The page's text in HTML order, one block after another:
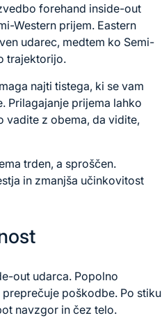
forehand inside-out
Western prijem. Eastern
udarec, medtem ko Semi-
trajektorijo.
najti tistega, ki se vam
Prilagajanje prijema lahko
vadite z obema, da vidite,
trden, a sproščen.
in zmanjša učinkovitost
out udarca. Popolno
poškodbe. Po stiku
navzgor in čez telo.